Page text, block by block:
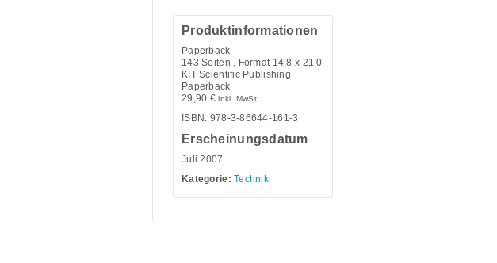
Produktinformationen
Paperback
143 Seiten , Format 14,8 x 21,0
KIT Scientific Publishing
Paperback
29,90 € inkl. MwSt.
ISBN: 978-3-86644-161-3
Erscheinungsdatum
Juli 2007
Kategorie: Technik